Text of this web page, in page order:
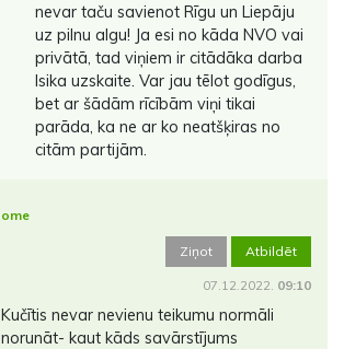
nevar taču savienot Rīgu un Liepāju
uz pilnu algu! Ja esi no kāda NVO vai
privātā, tad viņiem ir citādāka darba
lsika uzskaite. Var jau tēlot godīgus,
bet ar šādām rīcībām viņi tikai
parāda, ka ne ar ko neatšķiras no
citām partijām.
ome
Ziņot Atbildēt
07.12.2022. 09:10
Kučītis nevar nevienu teikumu normāli
norunāt- kaut kāds savārstījums